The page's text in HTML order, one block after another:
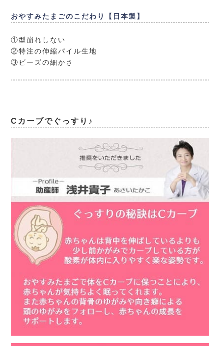
おやすみたまごのこだわり【日本製】
①型崩れしない
②特注の伸縮パイル生地
③ビーズの細かさ
Cカーブでぐっすり♪